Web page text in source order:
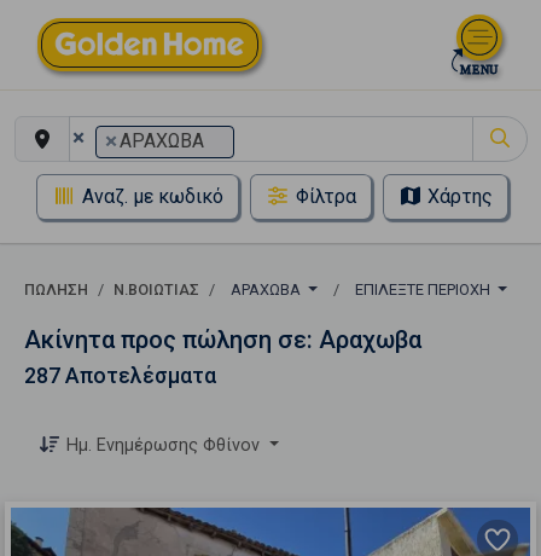
× ×ΑΡΑΧΩΒΑ
Αναζ. με κωδικό Φίλτρα Χάρτης
ΠΏΛΗΣΗ Ν.ΒΟΙΩΤΙΑΣ ΑΡΑΧΩΒΑ ΕΠΙΛΈΞΤΕ ΠΕΡΙΟΧΉ
Ακίνητα προς πώληση σε: Αραχωβα
287 Αποτελέσματα
Ημ. Ενημέρωσης Φθίνον